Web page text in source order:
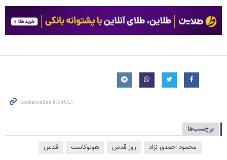
برچسب‌ها
محمود احمدی ‌نژاد روز قدس هولوکاست قدس